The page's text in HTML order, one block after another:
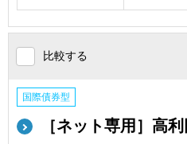
比較する
国際債券型
［ネット専用］高